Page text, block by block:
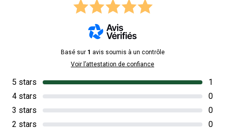
Basé sur 1 avis soumis à un contrôle
Voir l’attestation de confiance
5 stars
1
4 stars
0
3 stars
0
2 stars
0